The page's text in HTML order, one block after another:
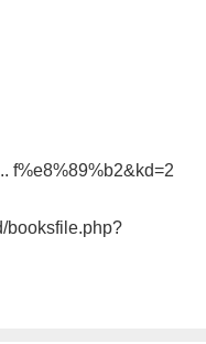
f%e8%89%b2&kd=2
booksfile.php?